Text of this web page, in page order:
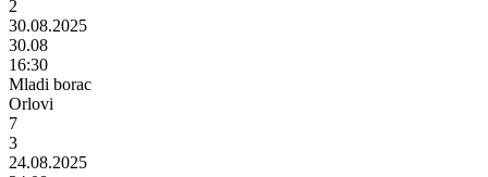
2
30.08.2025
30.08
16:30
Mladi borac
Orlovi
7
3
24.08.2025